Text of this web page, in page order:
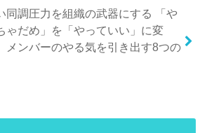
同調圧力を組織の武器にする 「や
ゃだめ」を「やっていい」に変
メンバーのやる気を引き出す8つの